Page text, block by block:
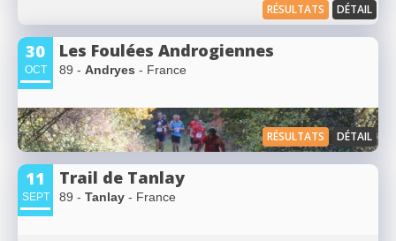
RÉSULTATS DÉTAIL
30
OCT
Les Foulées Androgiennes
89 - Andryes - France
RÉSULTATS DÉTAIL
11
SEPT
Trail de Tanlay
89 - Tanlay - France